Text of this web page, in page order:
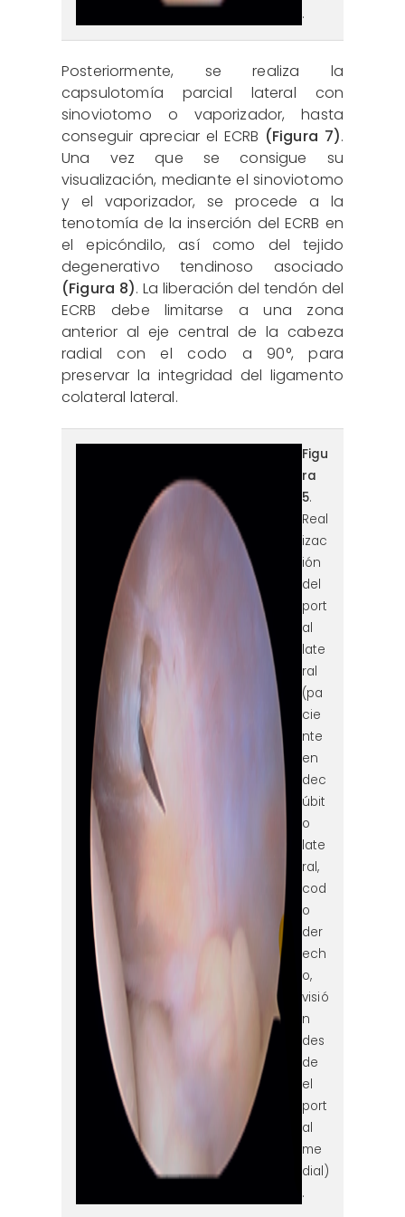
.
Posteriormente, se realiza la
capsulotomía parcial lateral con
sinoviotomo o vaporizador, hasta
conseguir apreciar el ECRB (Figura 7).
Una vez que se consigue su
visualización, mediante el sinoviotomo
y el vaporizador, se procede a la
tenotomía de la inserción del ECRB en
el epicóndilo, así como del tejido
degenerativo tendinoso asociado
(Figura 8). La liberación del tendón del
ECRB debe limitarse a una zona
anterior al eje central de la cabeza
radial con el codo a 90°, para
preservar la integridad del ligamento
colateral lateral.
reaca.32385.fs2409019-
figura5.png
Figu
ra
5.
Real
izac
ión
del
port
al
late
ral
(pa
cie
nte
en
dec
úbit
o
late
ral,
cod
o
der
ech
o,
visió
n
des
de
el
port
al
me
dial)
.